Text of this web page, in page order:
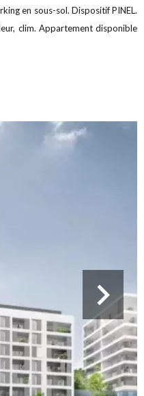
en sous-sol. Dispositif PINEL.
clim. Appartement disponible